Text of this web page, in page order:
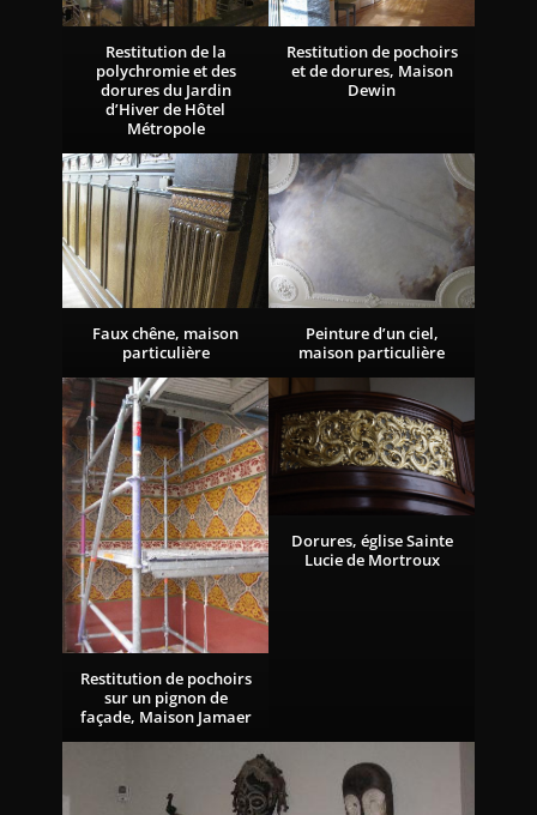
Restitution de la
polychromie et des
dorures du Jardin
d’Hiver de Hôtel
Métropole
Restitution de pochoirs
et de dorures, Maison
Dewin
Faux chêne, maison
particulière
Peinture d’un ciel,
maison particulière
Restitution de pochoirs
sur un pignon de
façade, Maison Jamaer
Dorures, église Sainte
Lucie de Mortroux